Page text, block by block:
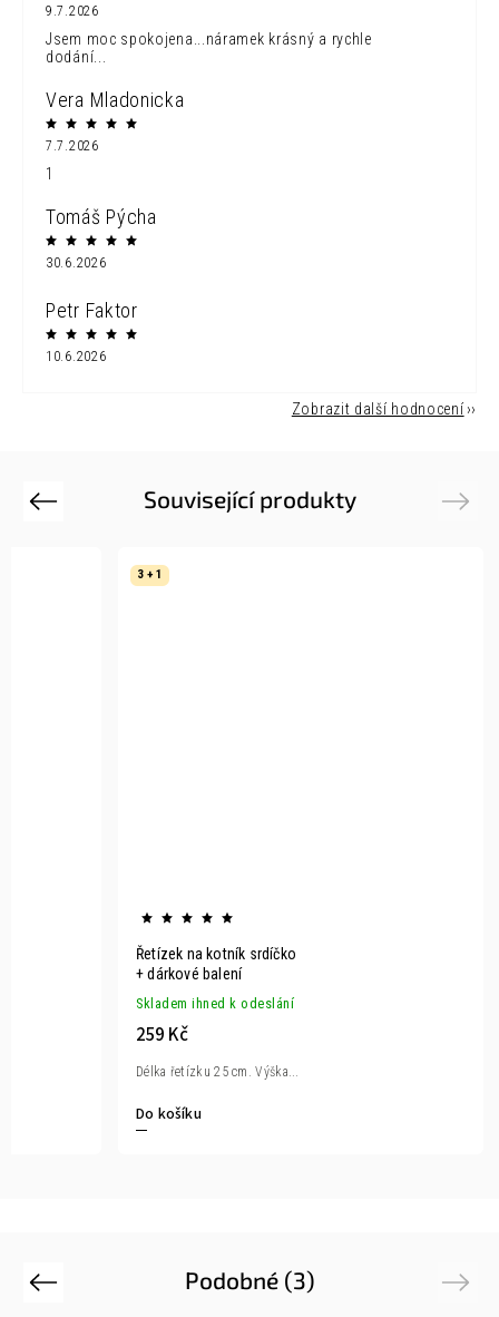
9.7.2026
Jsem moc spokojena...náramek krásný a rychle
dodání...
Vera Mladonicka
7.7.2026
1
Tomáš Pýcha
30.6.2026
Petr Faktor
10.6.2026
Zobrazit další hodnocení
Související produkty
Previous
3 + 1
Řetízek na kotník srdíčko
+ dárkové balení
Skladem ihned k odeslání
259 Kč
Do košíku
Délka řetízku 25 cm. Výška...
Next
Podobné (3)
Previous Next